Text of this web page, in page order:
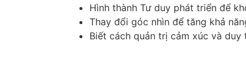
Hình thành Tư duy phát triển để
Thay đổi góc nhìn để tăng khả
Biết cách quản trị cảm xúc và